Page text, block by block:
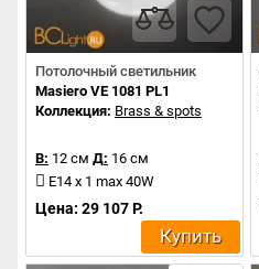
Потолочный светильник
Masiero VE 1081 PL1
Коллекция: Brass & spots
В: 12 см Д: 16 см
E14 x 1 max 40W
Цена: 29 107 Р.
Купить